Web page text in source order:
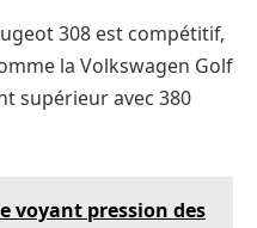
308 est compétitif,
la Volkswagen Golf
supérieur avec 380
voyant pression des